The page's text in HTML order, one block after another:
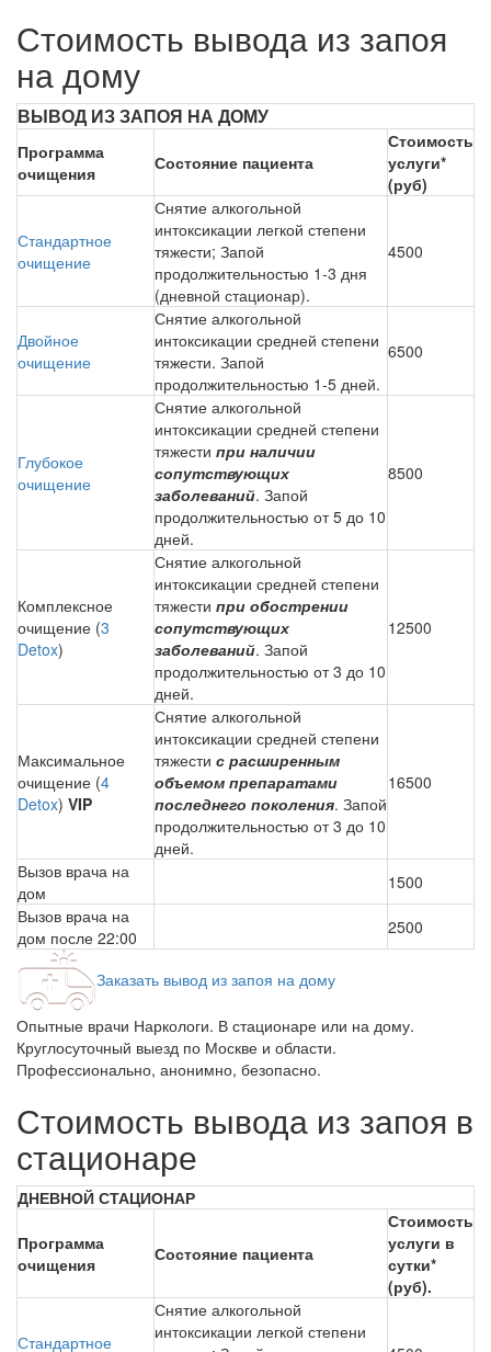
Стоимость вывода из запоя
на дому
ВЫВОД ИЗ ЗАПОЯ НА ДОМУ
Программа
очищения
Состояние пациента
Стоимость
услуги*
(руб)
Стандартное
очищение
Снятие алкогольной
интоксикации легкой степени
тяжести; Запой
продолжительностью 1-3 дня
(дневной стационар).
4500
Двойное
очищение
Снятие алкогольной
интоксикации средней степени
тяжести. Запой
продолжительностью 1-5 дней.
6500
Глубокое
очищение
Снятие алкогольной
интоксикации средней степени
тяжести при наличии
сопутствующих
заболеваний. Запой
продолжительностью от 5 до 10
дней.
8500
Комплексное
очищение (3
Detox)
Снятие алкогольной
интоксикации средней степени
тяжести при обострении
сопутствующих
заболеваний. Запой
продолжительностью от 3 до 10
дней.
12500
Максимальное
очищение (4
Detox) VIP
Снятие алкогольной
интоксикации средней степени
тяжести с расширенным
объемом препаратами
последнего поколения. Запой
продолжительностью от 3 до 10
дней.
16500
Вызов врача на
дом
1500
Вызов врача на
дом после 22:00
2500
Заказать вывод из запоя на дому
Опытные врачи Наркологи. В стационаре или на дому.
Круглосуточный выезд по Москве и области.
Профессионально, анонимно, безопасно.
Стоимость вывода из запоя в
стационаре
ДНЕВНОЙ СТАЦИОНАР
Программа
очищения
Состояние пациента
Стоимость
услуги в
сутки*
(руб).
Стандартное
Снятие алкогольной
интоксикации легкой степени